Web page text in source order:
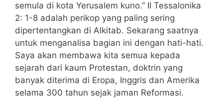
semula di kota Yerusalem kuno.” II Tessalonika
2: 1-8 adalah perikop yang paling sering
dipertentangkan di Alkitab. Sekarang saatnya
untuk menganalisa bagian ini dengan hati-hati.
Saya akan membawa kita semua kepada
sejarah dari kaum Protestan, doktrin yang
banyak diterima di Eropa, Inggris dan Amerika
selama 300 tahun sejak jaman Reformasi.